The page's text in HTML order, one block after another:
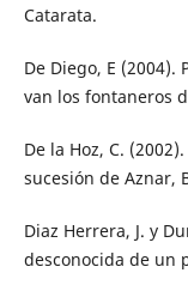
Catarata.
De Diego, E
van los fontaneros
De la Hoz, C.
sucesión de Aznar,
Diaz Herrera, J. y
desconocida de un